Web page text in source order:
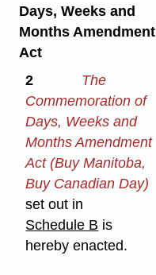
Days, Weeks and
Months Amendment
Act
2
The
Commemoration of
Days, Weeks and
Months Amendment
Act (Buy Manitoba,
Buy Canadian Day)
set out in
Schedule B is
hereby enacted.